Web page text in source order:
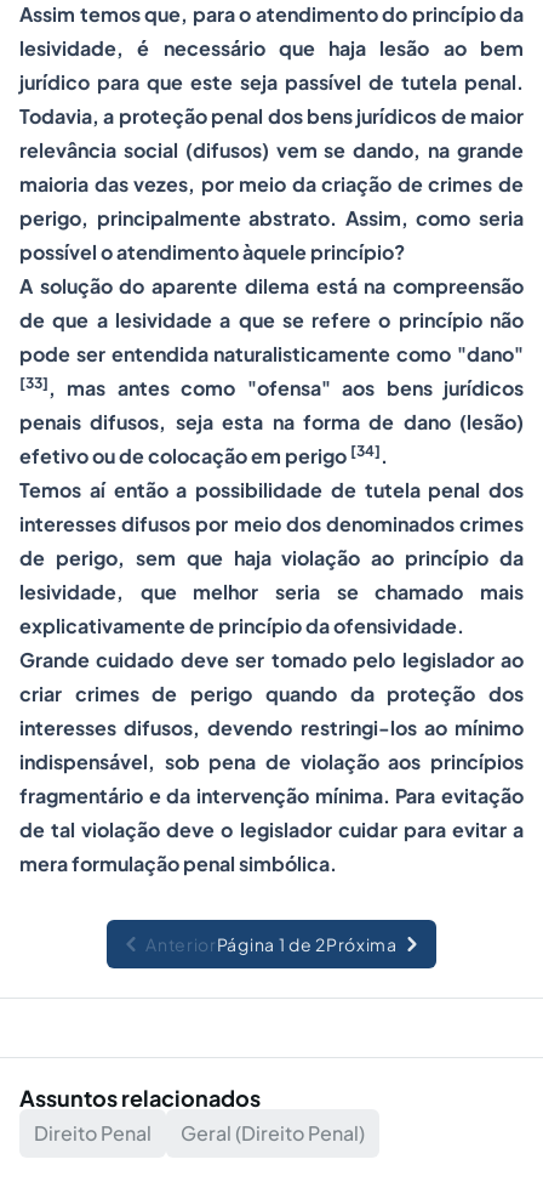
Assim temos que, para o atendimento do princípio da
lesividade, é necessário que haja lesão ao bem
jurídico para que este seja passível de tutela penal.
Todavia, a proteção penal dos bens jurídicos de maior
relevância social (difusos) vem se dando, na grande
maioria das vezes, por meio da criação de crimes de
perigo, principalmente abstrato. Assim, como seria
possível o atendimento àquele princípio?
A solução do aparente dilema está na compreensão
de que a lesividade a que se refere o princípio não
pode ser entendida naturalisticamente como "dano"
[33] , mas antes como "ofensa" aos bens jurídicos
penais difusos, seja esta na forma de dano (lesão)
efetivo ou de colocação em perigo [34] .
Temos aí então a possibilidade de tutela penal dos
interesses difusos por meio dos denominados crimes
de perigo, sem que haja violação ao princípio da
lesividade, que melhor seria se chamado mais
explicativamente de princípio da ofensividade.
Grande cuidado deve ser tomado pelo legislador ao
criar crimes de perigo quando da proteção dos
interesses difusos, devendo restringi-los ao mínimo
indispensável, sob pena de violação aos princípios
fragmentário e da intervenção mínima. Para evitação
de tal violação deve o legislador cuidar para evitar a
mera formulação penal simbólica.
AnteriorPágina 1 de 2Próxima
Assuntos relacionados
Direito Penal Geral (Direito Penal)